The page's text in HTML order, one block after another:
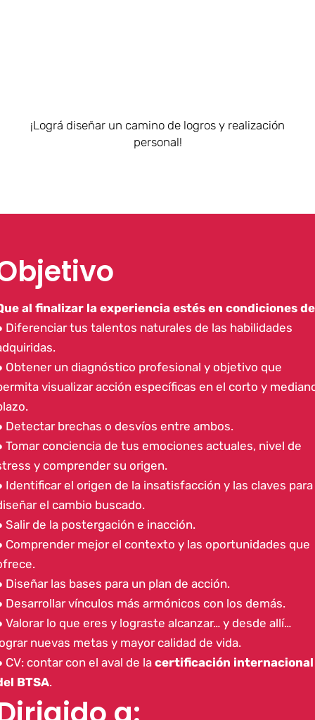
¡Lográ diseñar un camino de logros y realización
personal!
al finalizar la experiencia estés en condiciones
Diferenciar tus talentos naturales de las habilidades
Obtener un diagnóstico profesional y objetivo que
visualizar acción específicas en el corto y
Detectar brechas o desvíos entre ambos.
Tomar conciencia de tus emociones actuales, nivel de
y comprender su origen.
Identificar el origen de la insatisfacción y las claves para
el cambio buscado.
Salir de la postergación e inacción.
Comprender mejor el contexto y las oportunidades que
Diseñar las bases para un plan de acción.
Desarrollar vínculos más armónicos con los demás.
Valorar lo que eres y lograste alcanzar… y desde allí…
nuevas metas y mayor calidad de vida.
CV: contar con el aval de lacertificación internacional
BTSA.